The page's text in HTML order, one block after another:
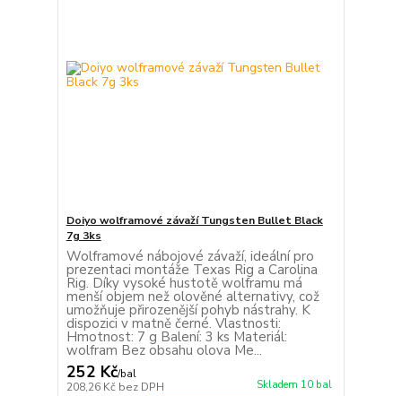
Doiyo wolframové závaží Tungsten Bullet Black
7g 3ks
Wolframové nábojové závaží, ideální pro
prezentaci montáže Texas Rig a Carolina
Rig. Díky vysoké hustotě wolframu má
menší objem než olověné alternativy, což
umožňuje přirozenější pohyb nástrahy. K
dispozici v matně černé. Vlastnosti:
Hmotnost: 7 g Balení: 3 ks Materiál:
wolfram Bez obsahu olova Me...
252 Kč/bal
208,26 Kč bez DPH Skladem 10 bal